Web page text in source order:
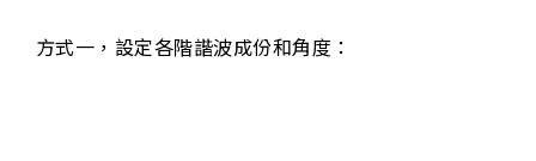
方式一，設定各階諧波成份和角度：